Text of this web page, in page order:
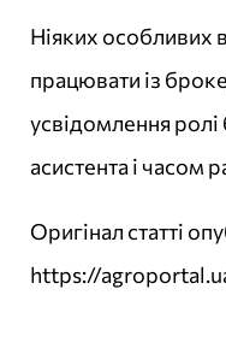
Ніяких особливих
працювати із
усвідомлення
асистента і часом
Оригінал статті
https://